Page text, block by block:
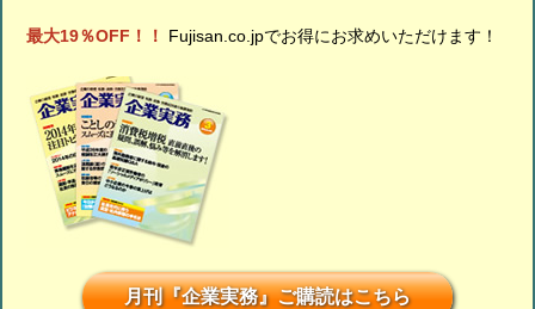
最大19％OFF！！ Fujisan.co.jpでお得にお求めいただけます！
月刊『企業実務』ご購読はこちら